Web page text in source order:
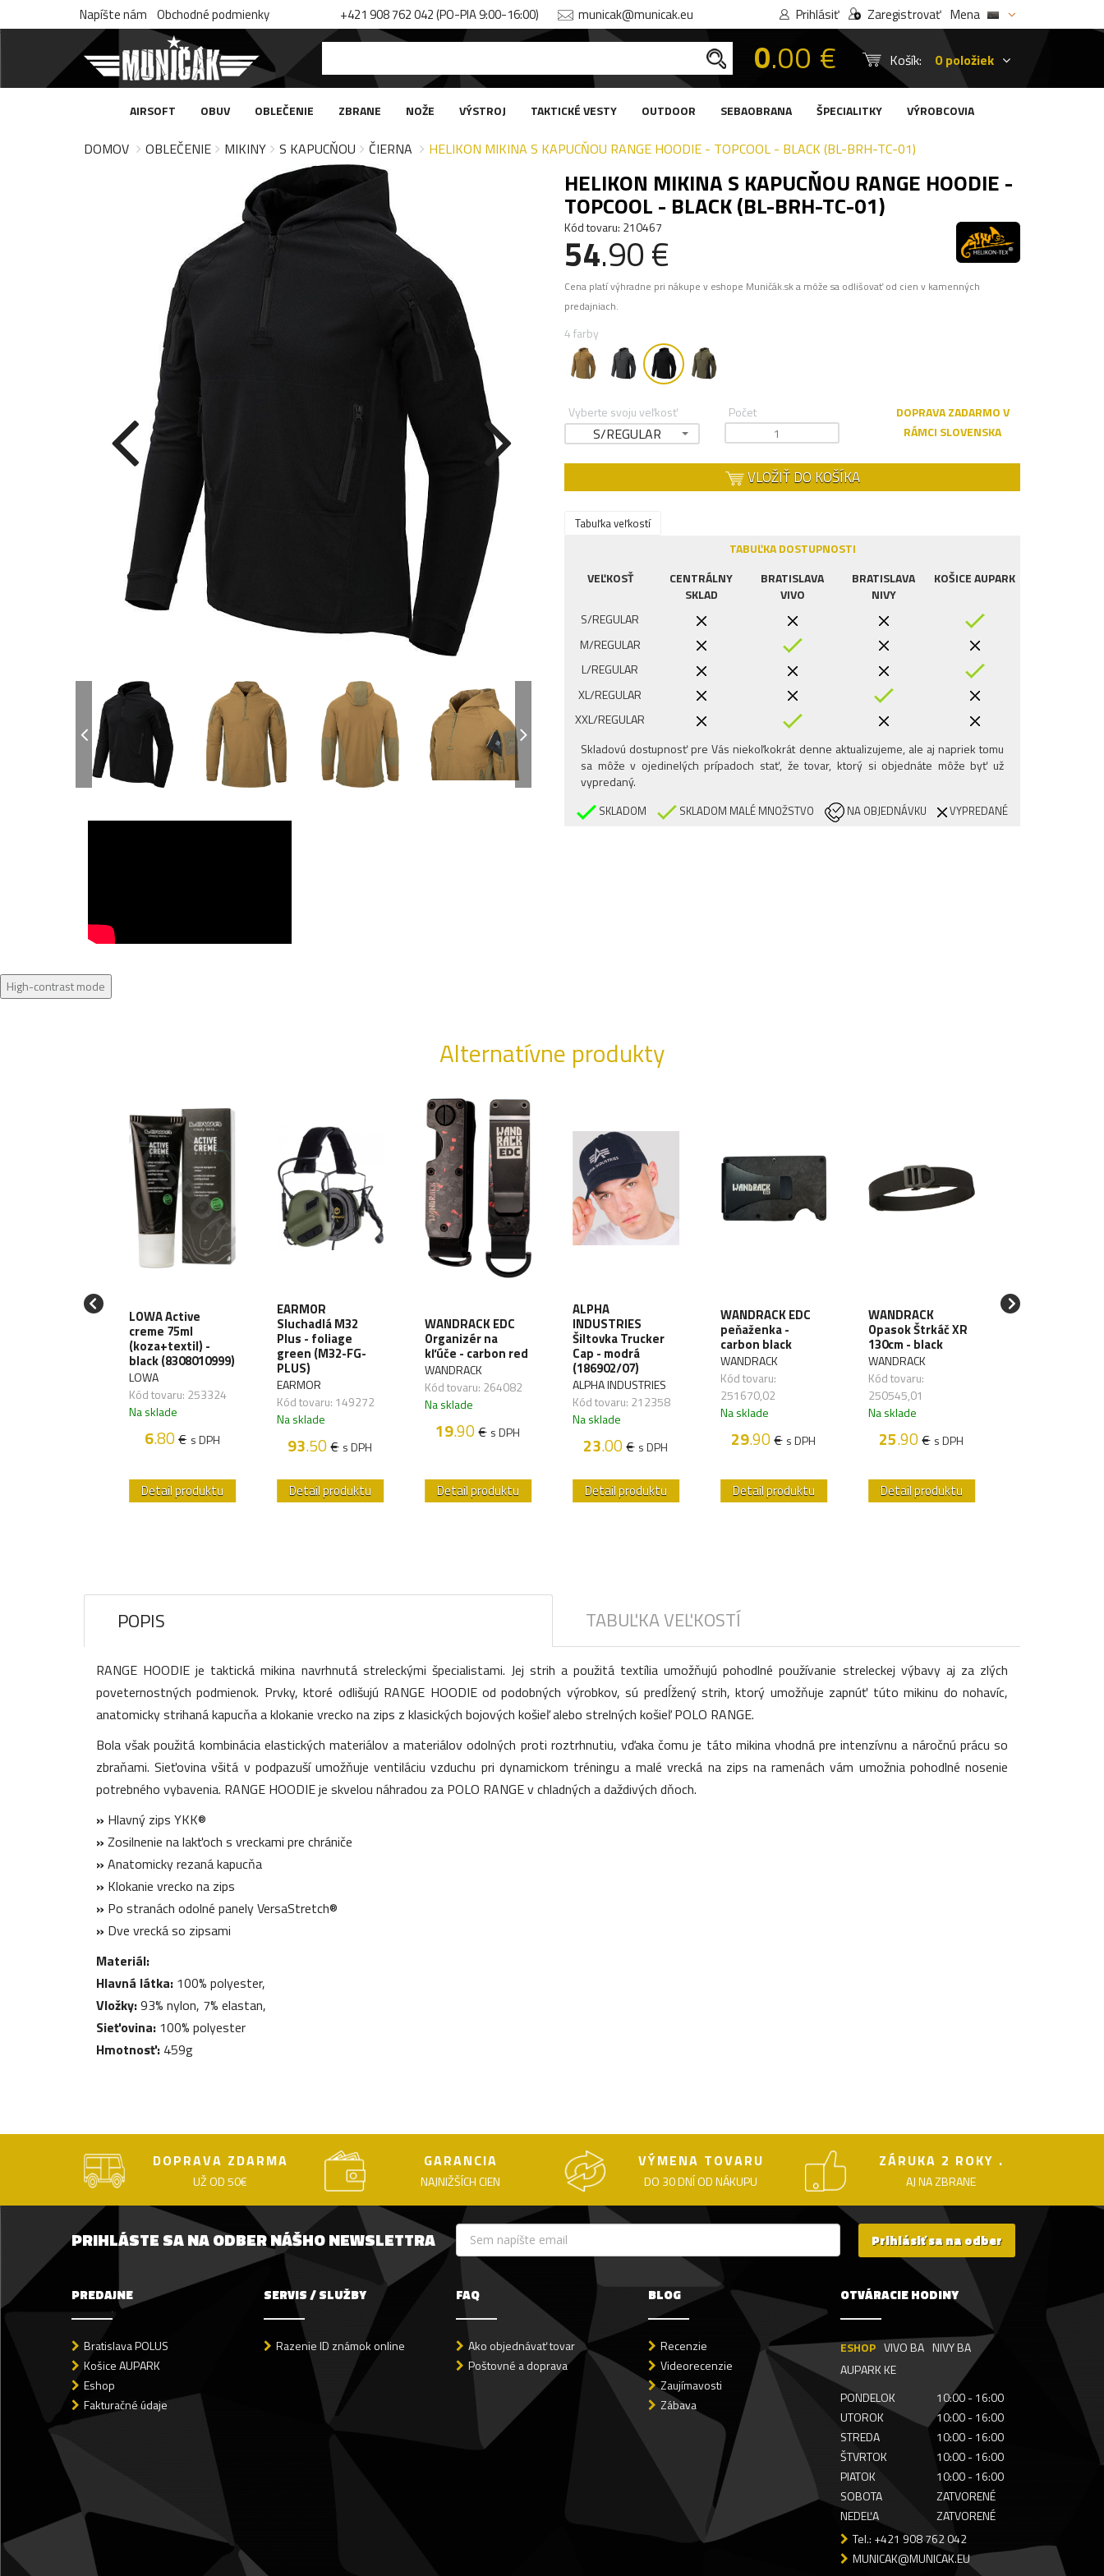
Napíšte nám Obchodné podmienky +421 908 762 042 (PO-PIA 9:00-16:00) municak@municak.eu Prihlásiť Zaregistrovať Mena
0.00 € Košík: 0 položiek
AIRSOFT OBUV OBLEČENIE ZBRANE NOŽE VÝSTROJ TAKTICKÉ VESTY OUTDOOR SEBAOBRANA ŠPECIALITKY VÝROBCOVIA
DOMOV OBLEČENIE MIKINY S KAPUCŇOU ČIERNA HELIKON MIKINA S KAPUCŇOU RANGE HOODIE - TOPCOOL - BLACK (BL-BRH-TC-01)
HELIKON MIKINA S KAPUCŇOU RANGE HOODIE -
TOPCOOL - BLACK (BL-BRH-TC-01)
Kód tovaru: 210467
54.90 €
Cena platí výhradne pri nákupe v eshope Muničák.sk a môže sa odlišovať od cien v kamenných
predajniach.
4 farby
Vyberte svoju veľkosť
S/REGULAR
Počet
DOPRAVA ZADARMO V
RÁMCI SLOVENSKA
VLOŽIŤ DO KOŠÍKA
Tabuľka veľkostí
TABUĽKA DOSTUPNOSTI
VEĽKOSŤ
CENTRÁLNY
SKLAD
BRATISLAVA
VIVO
BRATISLAVA
NIVY
KOŠICE AUPARK
S/REGULAR
M/REGULAR
L/REGULAR
XL/REGULAR
XXL/REGULAR
Skladovú dostupnosť pre Vás niekoľkokrát denne aktualizujeme, ale aj napriek tomu
sa môže v ojedinelých prípadoch stať, že tovar, ktorý si objednáte môže byť už
vypredaný.
SKLADOM SKLADOM MALÉ MNOŽSTVO NA OBJEDNÁVKU VYPREDANÉ
High-contrast mode
Alternatívne produkty
Škrtidlo C-A- LOWA Active
creme 75ml
(koza+textil) -
black (8308010999)
LOWA
Kód tovaru: 253324
Na sklade
6.80€ s DPH
Detail produktu
EARMOR
Sluchadlá M32
Plus - foliage
green (M32-FG-
PLUS)
EARMOR
Kód tovaru: 149272
Na sklade
93.50€ s DPH
Detail produktu
WANDRACK EDC
Organizér na
kľúče - carbon red
WANDRACK
Kód tovaru: 264082
Na sklade
19.90€ s DPH
Detail produktu
ALPHA
INDUSTRIES
Šiltovka Trucker
Cap - modrá
(186902/07)
ALPHA INDUSTRIES
Kód tovaru: 212358
Na sklade
23.00€ s DPH
Detail produktu
WANDRACK EDC
peňaženka -
carbon black
WANDRACK
Kód tovaru:
251670,02
Na sklade
29.90€ s DPH
Detail produktu
WANDRACK
Opasok Štrkáč XR
130cm - black
WANDRACK
Kód tovaru:
250545,01
Na sklade
25.90€ s DPH
Detail produktu
POPIS TABUĽKA VEĽKOSTÍ
RANGE HOODIE je taktická mikina navrhnutá streleckými špecialistami. Jej strih a použitá textília umožňujú pohodlné používanie streleckej výbavy aj za zlých
poveternostných podmienok. Prvky, ktoré odlišujú RANGE HOODIE od podobných výrobkov, sú predĺžený strih, ktorý umožňuje zapnúť túto mikinu do nohavíc,
anatomicky strihaná kapucňa a klokanie vrecko na zips z klasických bojových košieľ alebo strelných košieľ POLO RANGE.
Bola však použitá kombinácia elastických materiálov a materiálov odolných proti roztrhnutiu, vďaka čomu je táto mikina vhodná pre intenzívnu a náročnú prácu so
zbraňami. Sieťovina všitá v podpazuší umožňuje ventiláciu vzduchu pri dynamickom tréningu a malé vrecká na zips na ramenách vám umožnia pohodlné nosenie
potrebného vybavenia. RANGE HOODIE je skvelou náhradou za POLO RANGE v chladných a daždivých dňoch.
» Hlavný zips YKK®
» Zosilnenie na lakťoch s vreckami pre chrániče
» Anatomicky rezaná kapucňa
» Klokanie vrecko na zips
» Po stranách odolné panely VersaStretch®
» Dve vrecká so zipsami
Materiál:
Hlavná látka: 100% polyester,
Vložky:93% nylon, 7% elastan,
Sieťovina: 100% polyester
Hmotnosť: 459g
DOPRAVA ZDARMA
UŽ OD 50€
GARANCIA
NAJNIŽŠÍCH CIEN
VÝMENA TOVARU
DO 30 DNÍ OD NÁKUPU
ZÁRUKA 2 ROKY .
AJ NA ZBRANE
PRIHLÁSTE SA NA ODBER NÁŠHO NEWSLETTRA Prihlásiť sa na odber
PREDAJNE
Bratislava POLUS
Košice AUPARK
Eshop
Fakturačné údaje
SERVIS / SLUŽBY
Razenie ID známok online
FAQ
Ako objednávať tovar
Poštovné a doprava
BLOG
Recenzie
Videorecenzie
Zaujímavosti
Zábava
OTVÁRACIE HODINY
ESHOP VIVO BA NIVY BA
AUPARK KE
PONDELOK
10:00 - 16:00
UTOROK
10:00 - 16:00
STREDA
10:00 - 16:00
ŠTVRTOK
10:00 - 16:00
PIATOK
10:00 - 16:00
SOBOTA
ZATVORENÉ
NEDEĽA
ZATVORENÉ
Tel.: +421 908 762 042
MUNICAK@MUNICAK.EU